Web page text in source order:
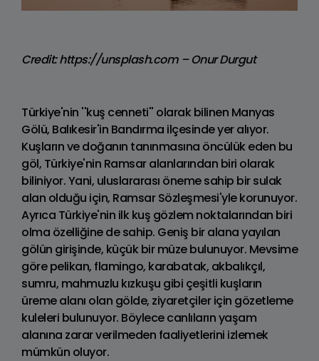
Credit: https://unsplash.com – Onur Durgut
Türkiye'nin ''kuş cenneti'' olarak bilinen Manyas
Gölü, Balıkesir'in Bandırma ilçesinde yer alıyor.
Kuşların ve doğanın tanınmasına öncülük eden bu
göl, Türkiye'nin Ramsar alanlarından biri olarak
biliniyor. Yani, uluslararası öneme sahip bir sulak
alan olduğu için, Ramsar Sözleşmesi'yle korunuyor.
Ayrıca Türkiye'nin ilk kuş gözlem noktalarından biri
olma özelliğine de sahip. Geniş bir alana yayılan
gölün girişinde, küçük bir müze bulunuyor. Mevsime
göre pelikan, flamingo, karabatak, akbalıkçıl,
sumru, mahmuzlu kızkuşu gibi çeşitli kuşların
üreme alanı olan gölde, ziyaretçiler için gözetleme
kuleleri bulunuyor. Böylece canlıların yaşam
alanına zarar verilmeden faaliyetlerini izlemek
mümkün oluyor.